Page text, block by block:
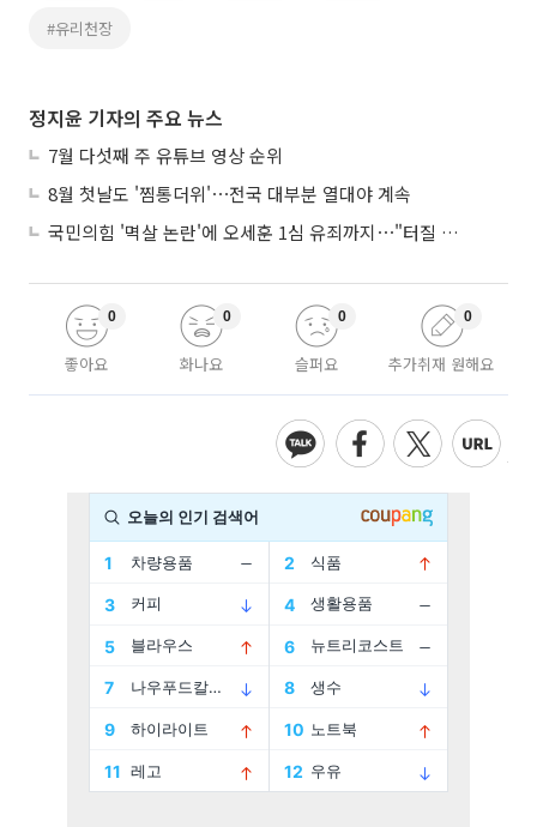
#유리천장
정지윤 기자의 주요 뉴스
7월 다섯째 주 유튜브 영상 순위
8월 첫날도 '찜통더위'⋯전국 대부분 열대야 계속
국민의힘 '멱살 논란'에 오세훈 1심 유죄까지⋯"터질 게 터졌다"
좋아요
0
화나요
0
슬퍼요
0
추가취재 원해요
0